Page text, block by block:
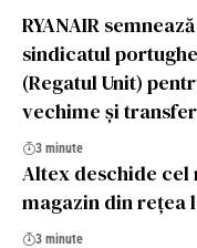
RYANAIR
sindicatul
(Regatul Unit)
vechime şi
3 minute
Altex deschide cel
magazin din rețea
3 minute